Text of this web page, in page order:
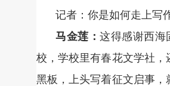
记者：你是如何走上写
马金莲：这得感谢西海
校，学校里有春花文学社
黑板，上头写着征文启事